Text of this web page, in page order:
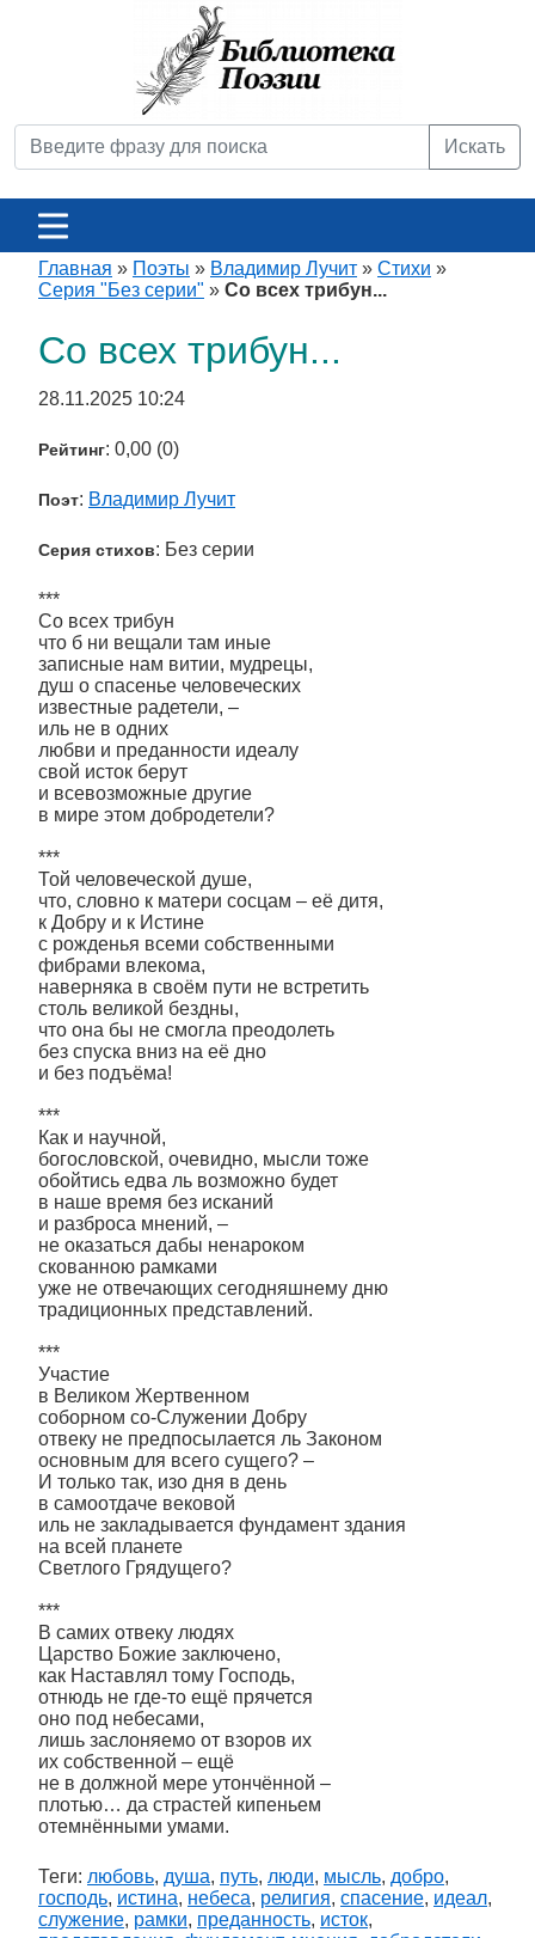
Искать
Главная » Поэты » Владимир Лучит » Стихи »
Серия "Без серии" » Со всех трибун...
Со всех трибун...
28.11.2025 10:24
Рейтинг: 0,00 (0)
Поэт: Владимир Лучит
Серия стихов: Без серии
***
Со всех трибун
что б ни вещали там иные
записные нам витии, мудрецы,
душ о спасенье человеческих
известные радетели, –
иль не в одних
любви и преданности идеалу
свой исток берут
и всевозможные другие
в мире этом добродетели?
***
Той человеческой душе,
что, словно к матери сосцам – её дитя,
к Добру и к Истине
с рожденья всеми собственными
фибрами влекома,
наверняка в своём пути не встретить
столь великой бездны,
что она бы не смогла преодолеть
без спуска вниз на её дно
и без подъёма!
***
Как и научной,
богословской, очевидно, мысли тоже
обойтись едва ль возможно будет
в наше время без исканий
и разброса мнений, –
не оказаться дабы ненароком
скованною рамками
уже не отвечающих сегодняшнему дню
традиционных представлений.
***
Участие
в Великом Жертвенном
соборном со-Служении Добру
отвеку не предпосылается ль Законом
основным для всего сущего? –
И только так, изо дня в день
в самоотдаче вековой
иль не закладывается фундамент здания
на всей планете
Светлого Грядущего?
***
В самих отвеку людях
Царство Божие заключено,
как Наставлял тому Господь,
отнюдь не где-то ещё прячется
оно под небесами,
лишь заслоняемо от взоров их
их собственной – ещё
не в должной мере утончённой –
плотью… да страстей кипеньем
отемнёнными умами.
Теги: любовь, душа, путь, люди, мысль, добро,
господь, истина, небеса, религия, спасение, идеал,
служение, рамки, преданность, исток,